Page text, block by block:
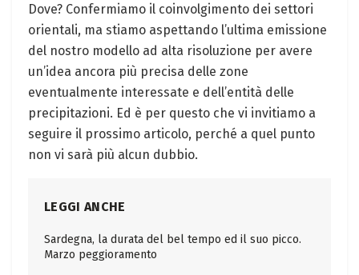
Dove? Confermiamo il coinvolgimento dei settori
orientali, ma stiamo aspettando l’ultima emissione
del nostro modello ad alta risoluzione per avere
un’idea ancora più precisa delle zone
eventualmente interessate e dell’entità delle
precipitazioni. Ed è per questo che vi invitiamo a
seguire il prossimo articolo, perché a quel punto
non vi sarà più alcun dubbio.
LEGGI ANCHE
Sardegna, la durata del bel tempo ed il suo picco.
Marzo peggioramento